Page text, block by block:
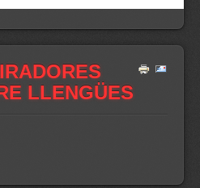
LLENGÜES